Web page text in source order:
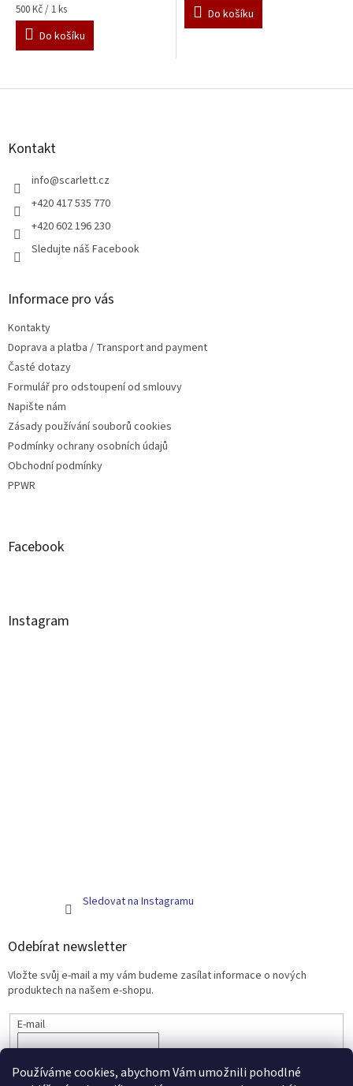
Používáme cookies, abychom Vám umožnili pohodlné
Měrná
cena:
500 Kč / 1 ks
Do košíku
Do košíku
Z
Kontakt
info@scarlett.cz
+420 417 535 770
+420 602 196 230
Sledujte náš Facebook
Informace pro vás
Kontakty
Doprava a platba / Transport and payment
Časté dotazy
Formulář pro odstoupení od smlouvy
Napište nám
Zásady používání souborů cookies
Podmínky ochrany osobních údajů
Obchodní podmínky
PPWR
Facebook
Instagram
Sledovat na Instagramu
Odebírat newsletter
Vložte svůj e-mail a my vám budeme zasílat informace o nových
produktech na našem e-shopu.
E-mail
PŘIHLÁSIT SE